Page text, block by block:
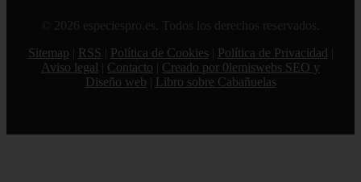
© 2026 especiespro.es. Todos los derechos reservados.
Sitemap
RSS Política de Cookies Política de Privacidad
Aviso legal
Contacto
Creado por 0lemiswebs SEO y
Diseño web
Libro sobre Cabañuelas